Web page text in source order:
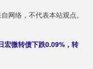
网络，不代表本站观点。
宏微转债下跌0.09%，转